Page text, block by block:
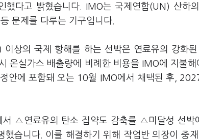
다고 밝혔습니다. IMO는 국제연합(UN) 산하
문제를 다루는 기구입니다.
상의 국제 항해를 하는 선박은 연료유의 강화
온실가스 배출량에 비례한 비용을 IMO에 지불
안에 포함돼 오는 10월 IMO에서 채택된 후,
서 △연료유의 탄소 집약도 감축률 △미달성 선박
습니다. 이를 해결하기 위해 작업반 의장이 중